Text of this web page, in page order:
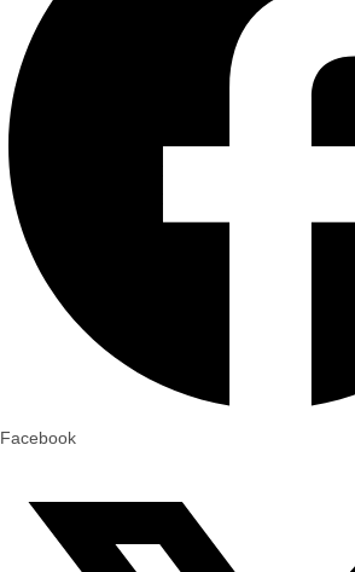
Facebook